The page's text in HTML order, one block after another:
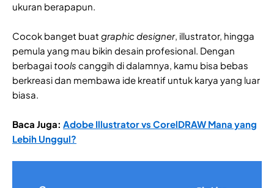
ukuran berapapun.
Cocok banget buat graphic designer, illustrator, hingga
pemula yang mau bikin desain profesional. Dengan
berbagai tools canggih di dalamnya, kamu bisa bebas
berkreasi dan membawa ide kreatif untuk karya yang luar
biasa.
Baca Juga: Adobe Illustrator vs CorelDRAW Mana yang
Lebih Unggul?